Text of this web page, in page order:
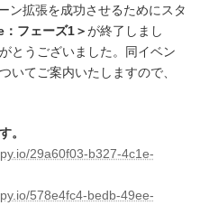
ン拡張を成功させるためにスタ
フェーズ1＞が終了しまし
とうございました。同イベン
いてご案内いたしますので、
。
29a60f03-b327-4c1e-
578e4fc4-bedb-49ee-